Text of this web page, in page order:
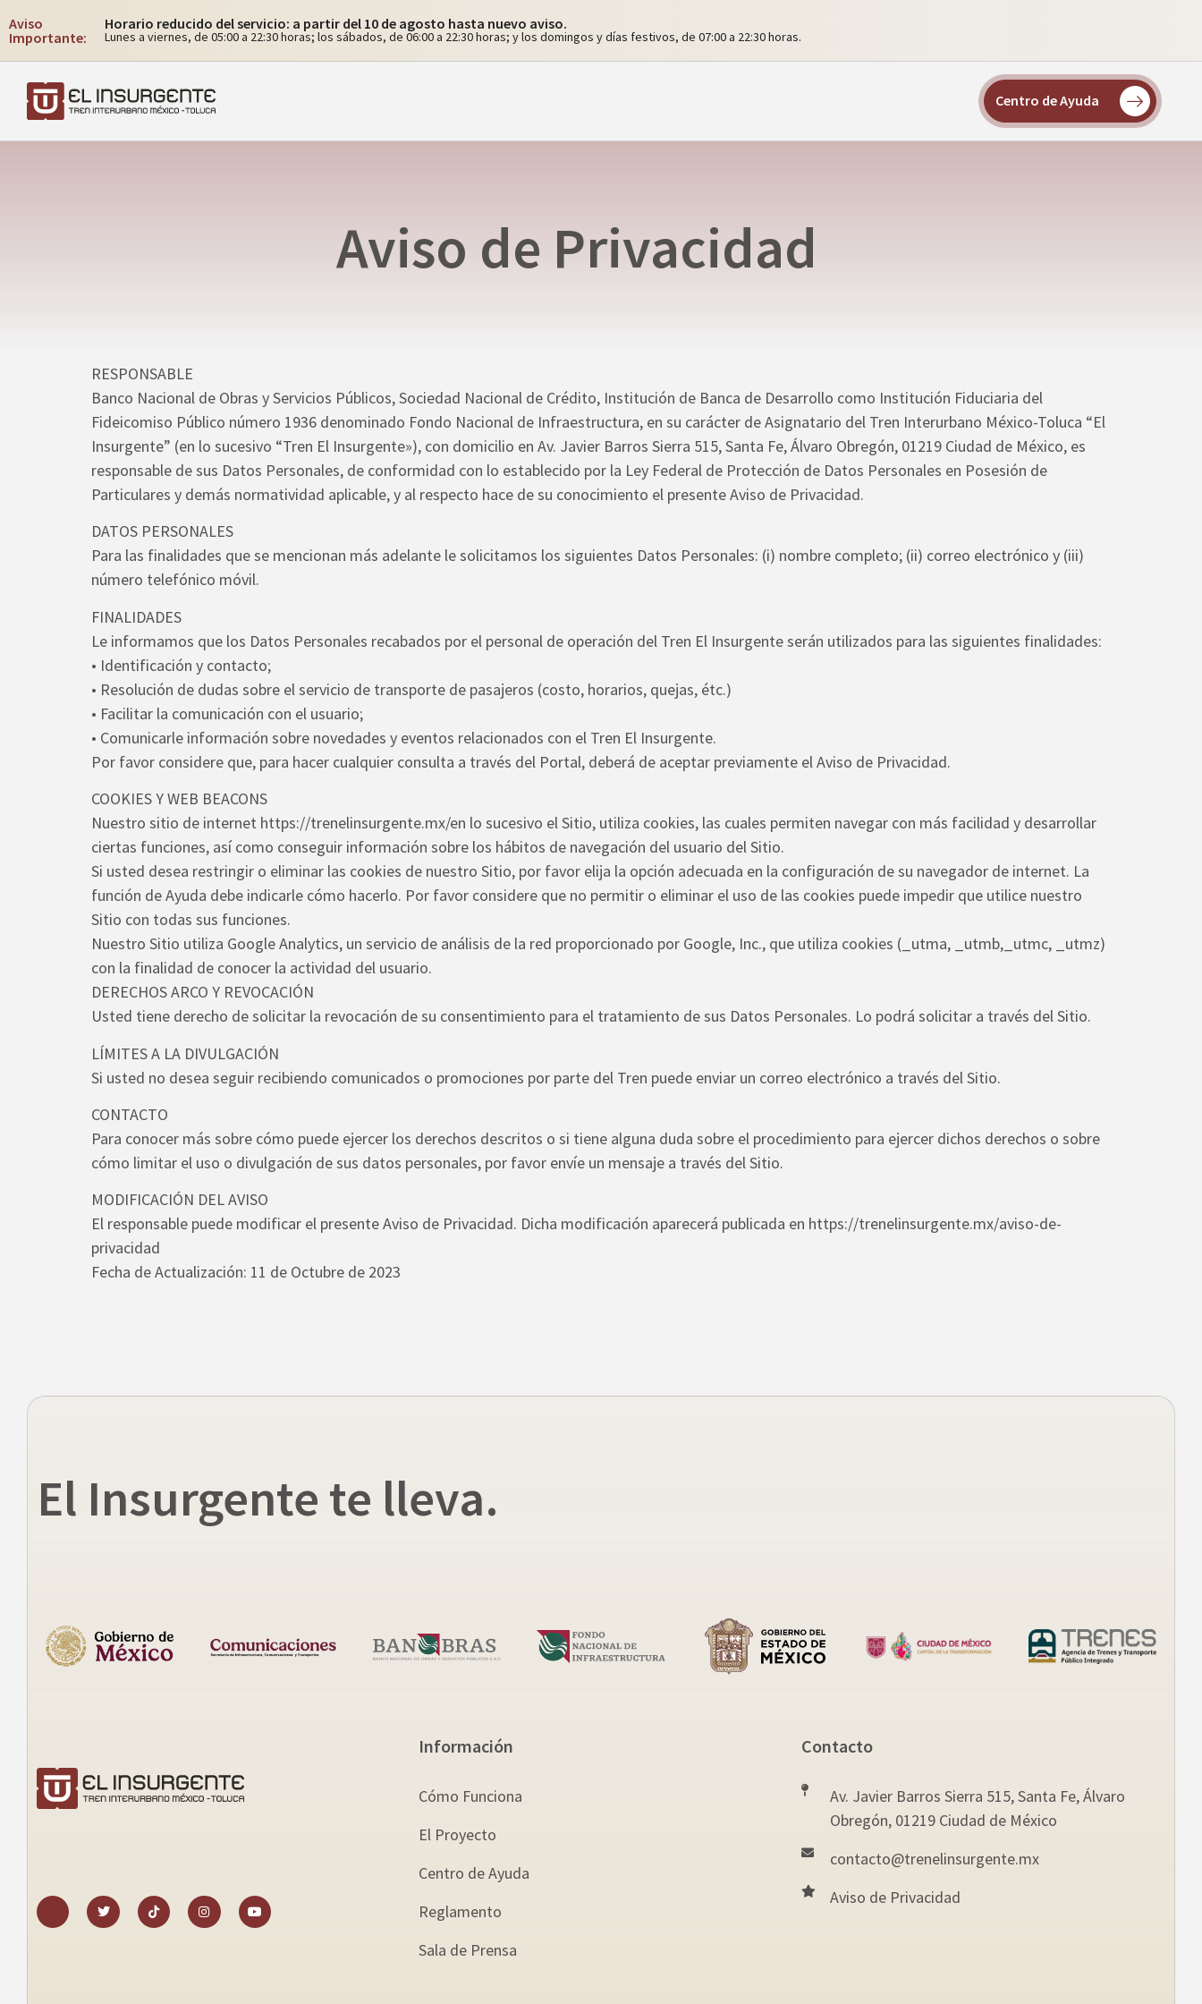
Aviso
Importante:
Horario reducido del servicio: a partir del 10 de agosto hasta nuevo aviso.
Lunes a viernes, de 05:00 a 22:30 horas; los sábados, de 06:00 a 22:30 horas; y los domingos y días festivos, de 07:00 a 22:30 horas.
Centro de Ayuda
Aviso de Privacidad
RESPONSABLE
Banco Nacional de Obras y Servicios Públicos, Sociedad Nacional de Crédito, Institución de Banca de Desarrollo como Institución Fiduciaria del
Fideicomiso Público número 1936 denominado Fondo Nacional de Infraestructura, en su carácter de Asignatario del Tren Interurbano México-Toluca “El
Insurgente” (en lo sucesivo “Tren El Insurgente»), con domicilio en Av. Javier Barros Sierra 515, Santa Fe, Álvaro Obregón, 01219 Ciudad de México, es
responsable de sus Datos Personales, de conformidad con lo establecido por la Ley Federal de Protección de Datos Personales en Posesión de
Particulares y demás normatividad aplicable, y al respecto hace de su conocimiento el presente Aviso de Privacidad.
DATOS PERSONALES
Para las finalidades que se mencionan más adelante le solicitamos los siguientes Datos Personales: (i) nombre completo; (ii) correo electrónico y (iii)
número telefónico móvil.
FINALIDADES
Le informamos que los Datos Personales recabados por el personal de operación del Tren El Insurgente serán utilizados para las siguientes finalidades:
• Identificación y contacto;
• Resolución de dudas sobre el servicio de transporte de pasajeros (costo, horarios, quejas, étc.)
• Facilitar la comunicación con el usuario;
• Comunicarle información sobre novedades y eventos relacionados con el Tren El Insurgente.
Por favor considere que, para hacer cualquier consulta a través del Portal, deberá de aceptar previamente el Aviso de Privacidad.
COOKIES Y WEB BEACONS
Nuestro sitio de internet https://trenelinsurgente.mx/en lo sucesivo el Sitio, utiliza cookies, las cuales permiten navegar con más facilidad y desarrollar
ciertas funciones, así como conseguir información sobre los hábitos de navegación del usuario del Sitio.
Si usted desea restringir o eliminar las cookies de nuestro Sitio, por favor elija la opción adecuada en la configuración de su navegador de internet. La
función de Ayuda debe indicarle cómo hacerlo. Por favor considere que no permitir o eliminar el uso de las cookies puede impedir que utilice nuestro
Sitio con todas sus funciones.
Nuestro Sitio utiliza Google Analytics, un servicio de análisis de la red proporcionado por Google, Inc., que utiliza cookies (_utma, _utmb,_utmc, _utmz)
con la finalidad de conocer la actividad del usuario.
DERECHOS ARCO Y REVOCACIÓN
Usted tiene derecho de solicitar la revocación de su consentimiento para el tratamiento de sus Datos Personales. Lo podrá solicitar a través del Sitio.
LÍMITES A LA DIVULGACIÓN
Si usted no desea seguir recibiendo comunicados o promociones por parte del Tren puede enviar un correo electrónico a través del Sitio.
CONTACTO
Para conocer más sobre cómo puede ejercer los derechos descritos o si tiene alguna duda sobre el procedimiento para ejercer dichos derechos o sobre
cómo limitar el uso o divulgación de sus datos personales, por favor envíe un mensaje a través del Sitio.
MODIFICACIÓN DEL AVISO
El responsable puede modificar el presente Aviso de Privacidad. Dicha modificación aparecerá publicada en https://trenelinsurgente.mx/aviso-de-
privacidad
Fecha de Actualización: 11 de Octubre de 2023
El Insurgente te lleva.
Información
Cómo Funciona
El Proyecto
Centro de Ayuda
Reglamento
Sala de Prensa
Contacto
Av. Javier Barros Sierra 515, Santa Fe, Álvaro
Obregón, 01219 Ciudad de México
contacto@trenelinsurgente.mx
Aviso de Privacidad